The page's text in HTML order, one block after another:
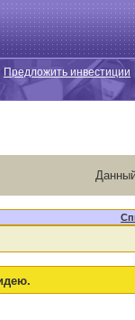
Предложить инвестиции